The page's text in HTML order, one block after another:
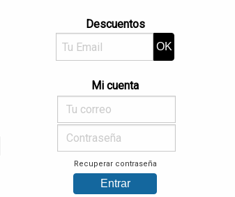
Descuentos
Mi cuenta
Recuperar contraseña